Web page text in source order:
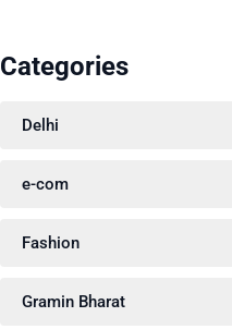
Categories
Delhi
e-com
Fashion
Gramin Bharat